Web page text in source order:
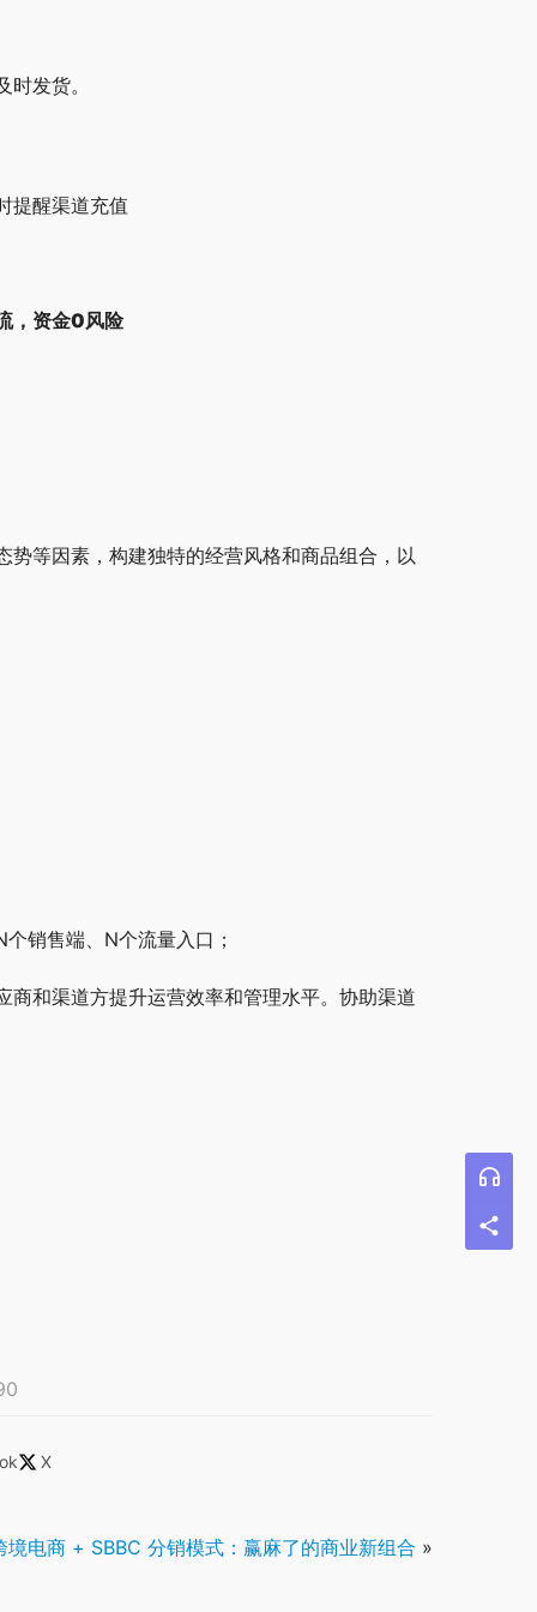
发货。
提醒渠道充值
，资金0风险
等因素，构建独特的经营风格和商品组合，以
销售端、N个流量入口；
和渠道方提升运营效率和管理水平。协助渠道
X
电商 + SBBC 分销模式：赢麻了的商业新组合 »